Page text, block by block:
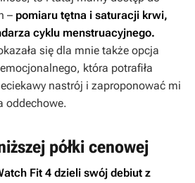
– pomiaru tętna i saturacji krwi,
cyklu menstruacyjnego.
się dla mnie także opcja
która potrafiła
nastrój i zaproponować mi
oddechowe.
półki cenowej
Fit 4 dzieli swój debiut z